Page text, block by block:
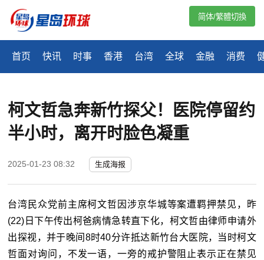
首页 快讯 时事 香港 台湾 全球 金融 消费
简体/繁體切換
柯文哲急奔新竹探父！医院停留约
半小时，离开时脸色凝重
2025-01-23 08:32 生成海报
台湾民众党前主席柯文哲因涉京华城等案遭羁押禁见，昨
(22)日下午传出柯爸病情急转直下化，柯文哲由律师申请外
出探视，并于晚间8时40分许抵达新竹台大医院，当时柯文
哲面对询问，不发一语，一旁的戒护警阻止表示正在禁见